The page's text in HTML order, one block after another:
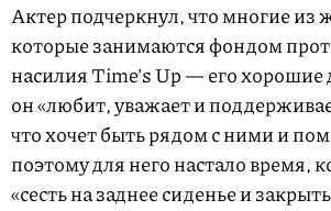
Актер подчеркнул, что многие
которые занимаются фондом
насилия Time's Up — его хорошие
он «любит, уважает и
что хочет быть рядом с ними и
поэтому для него настало время,
«сесть на заднее сиденье и